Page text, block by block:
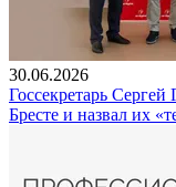
30.06.2026
Госсекретарь Сергей
Бресте и назвал их